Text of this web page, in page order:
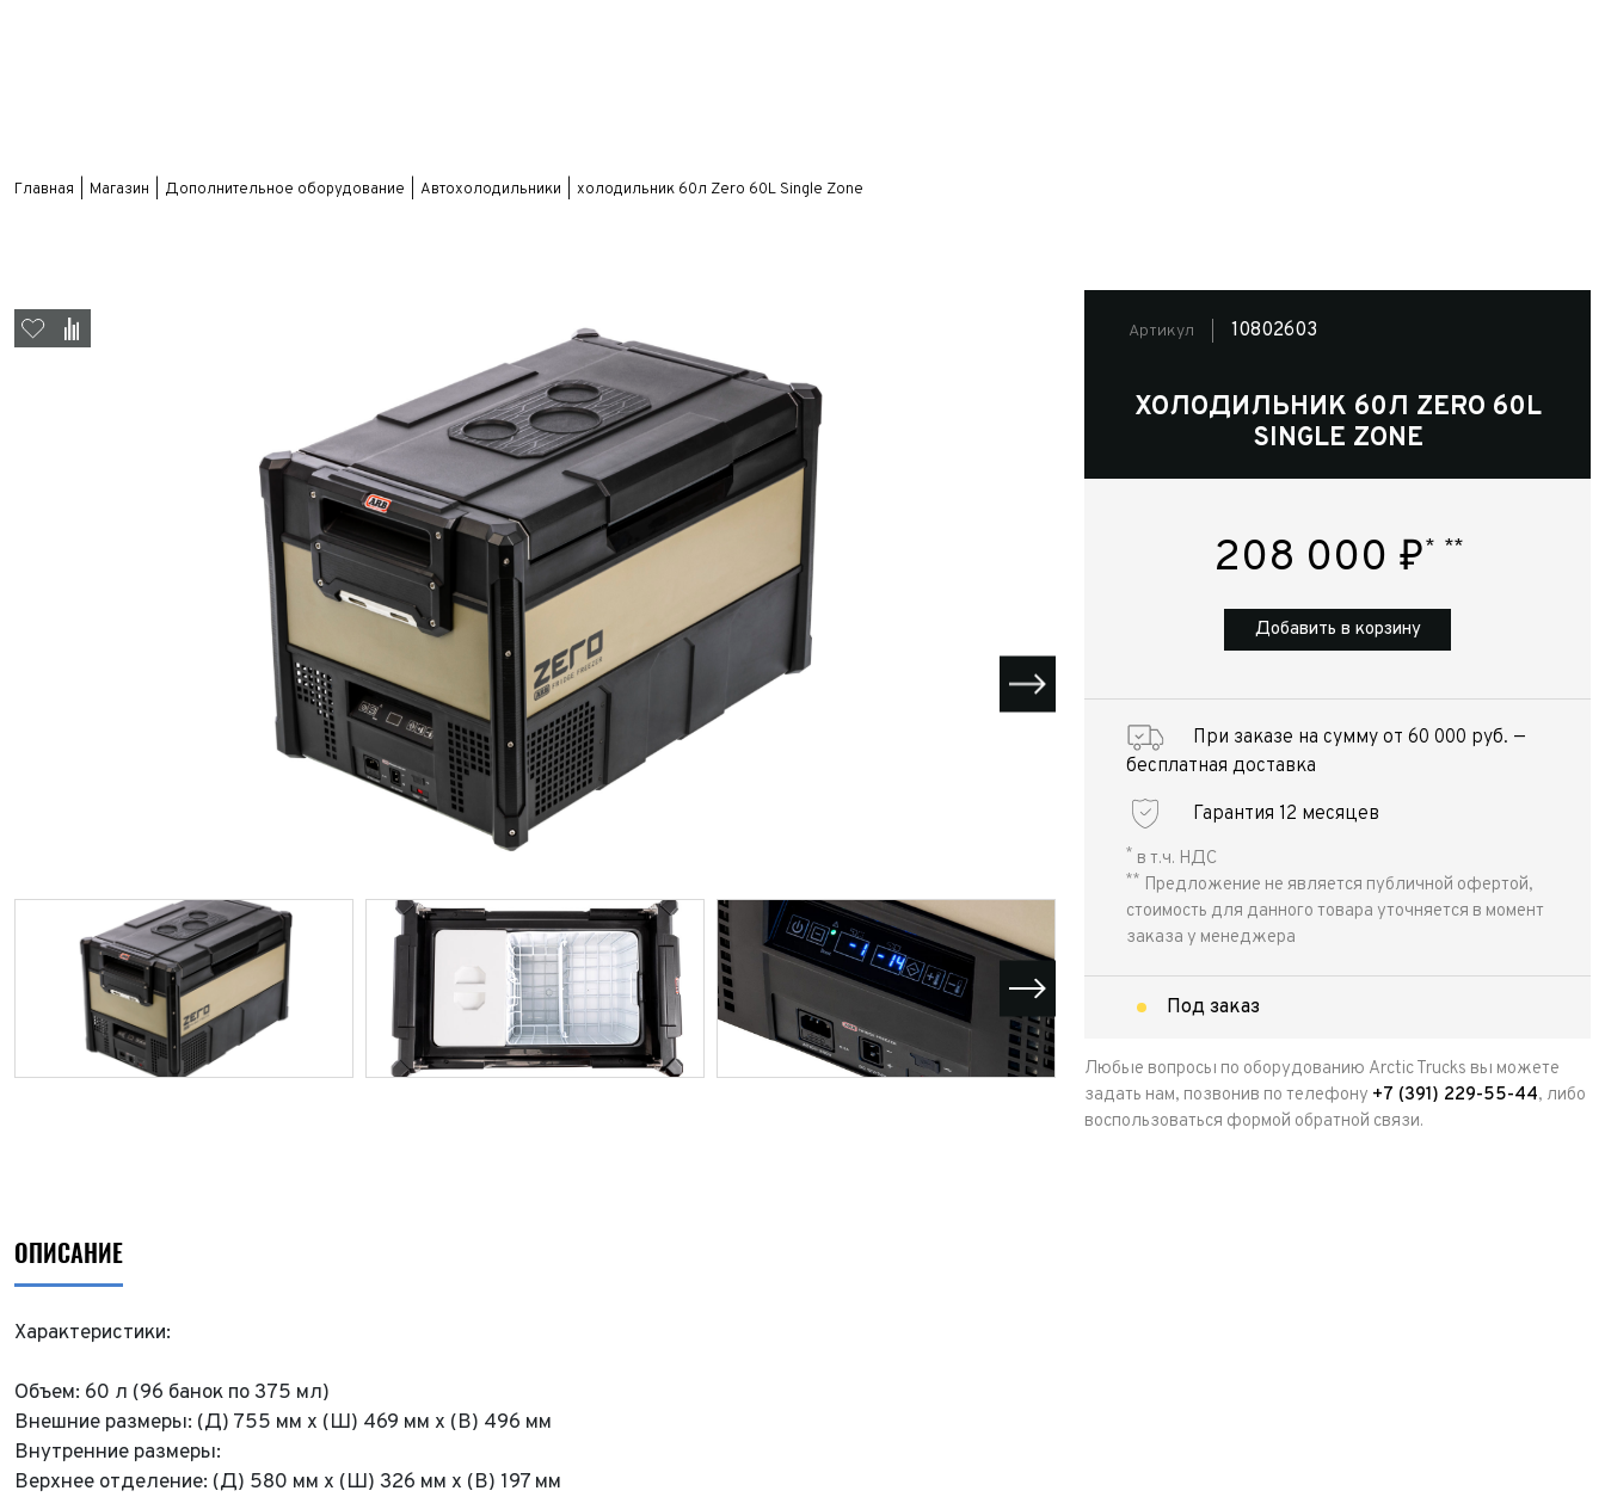
Главная Магазин Дополнительное оборудование Автохолодильники холодильник 60л Zero 60L Single Zone
Артикул 10802603
ХОЛОДИЛЬНИК 60Л ZERO 60L
SINGLE ZONE
208 000 ₽* **
Добавить в корзину
При заказе на сумму от 60 000 руб. —
бесплатная доставка
Гарантия 12 месяцев
* в т.ч. НДС
** Предложение не является публичной офертой,
стоимость для данного товара уточняется в момент
заказа у менеджера
Под заказ
Любые вопросы по оборудованию Arctic Trucks вы можете
задать нам, позвонив по телефону +7 (391) 229-55-44, либо
воспользоваться формой обратной связи.
ОПИСАНИЕ
Характеристики:
Объем: 60 л (96 банок по 375 мл)
Внешние размеры: (Д) 755 мм x (Ш) 469 мм x (В) 496 мм
Внутренние размеры:
Верхнее отделение: (Д) 580 мм x (Ш) 326 мм x (В) 197 мм